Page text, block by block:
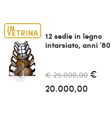
IN
VETRINA
12 sedie in legno
intarsiato, anni '80
€ 25.000,00 €
20.000,00